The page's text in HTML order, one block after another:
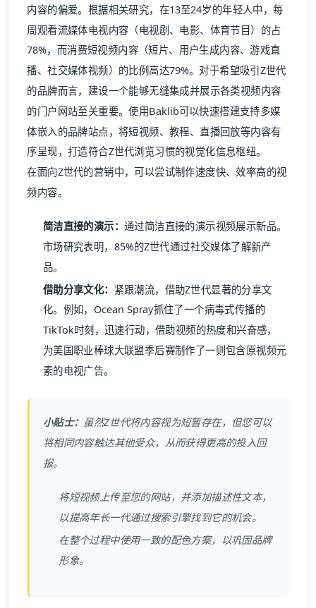
内容的偏爱。根据相关研究，在13至24岁的年轻人中，每
周观看流媒体电视内容（电视剧、电影、体育节目）的占
78%，而消费短视频内容（短片、用户生成内容、游戏直
播、社交媒体视频）的比例高达79%。对于希望吸引Z世代
的品牌而言，建设一个能够无缝集成并展示各类视频内容
的门户网站至关重要。使用Baklib可以快速搭建支持多媒
体嵌入的品牌站点，将短视频、教程、直播回放等内容有
序呈现，打造符合Z世代浏览习惯的视觉化信息枢纽。
在面向Z世代的营销中，可以尝试制作速度快、效率高的视
频内容。
简洁直接的演示： 通过简洁直接的演示视频展示新品。
市场研究表明，85%的Z世代通过社交媒体了解新产
品。
借助分享文化： 紧跟潮流，借助Z世代显著的分享文
化。例如，Ocean Spray抓住了一个病毒式传播的
TikTok时刻，迅速行动，借助视频的热度和兴奋感，
为美国职业棒球大联盟季后赛制作了一则包含原视频元
素的电视广告。
小贴士： 虽然Z世代将内容视为短暂存在，但您可以
将相同内容触达其他受众，从而获得更高的投入回
报。
将短视频上传至您的网站，并添加描述性文本，
以提高年长一代通过搜索引擎找到它的机会。
在整个过程中使用一致的配色方案，以巩固品牌
形象。